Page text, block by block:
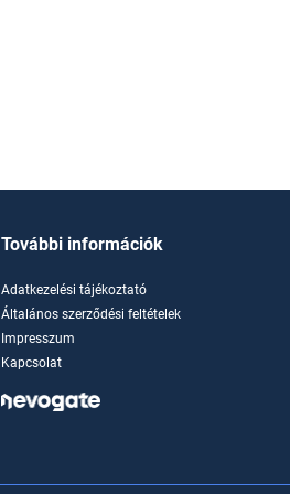
További információk
Adatkezelési tájékoztató
Általános szerződési feltételek
Impresszum
Kapcsolat